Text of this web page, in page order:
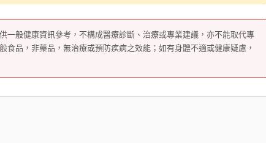
一般健康資訊參考，不構成醫療診斷、治療或專業建議，亦不能取代專
品，非藥品，無治療或預防疾病之效能；如有身體不適或健康疑慮，